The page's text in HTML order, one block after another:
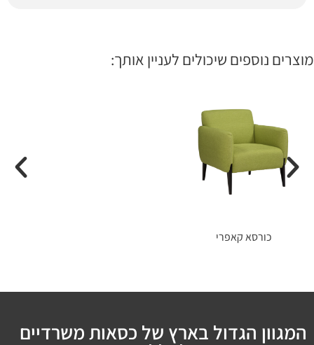
מוצרים נוספים שיכולים לעניין אותך:
כורסא קאפרי
המגוון הגדול בארץ של כסאות משרדיים